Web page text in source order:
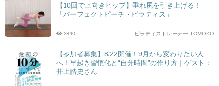
【10回で上向きヒップ】垂れ尻を引き上げる！
「パーフェクトピーチ・ピラティス」
ピラティストレーナー TOMOKO
3840
【参加者募集】8/22開催！9月から変わりたい人
へ！早起き習慣化と“自分時間”の作り方｜ゲスト：
井上皓史さん